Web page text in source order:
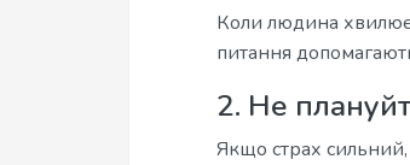
Коли людина
питання
2. Не
Якщо страх сильний,